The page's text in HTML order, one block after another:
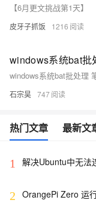
【6月更文挑战第1天】
皮牙子抓饭 1216
windows系统bat批
windows系统bat批处理
石宗昊 747
热门文章 最新文
1 解决Ubuntu中无法
2 OrangePi Zero 运